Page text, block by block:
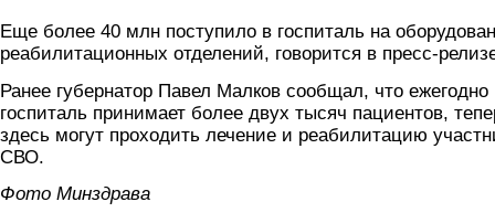
Еще более 40 млн поступило в госпиталь на
реабилитационных отделений, говорится в пресс-
Ранее губернатор Павел Малков сообщал, что ежегодно
госпиталь принимает более двух тысяч пациентов,
здесь могут проходить лечение и реабилитацию
СВО.
Фото Минздрава